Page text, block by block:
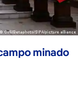
minado